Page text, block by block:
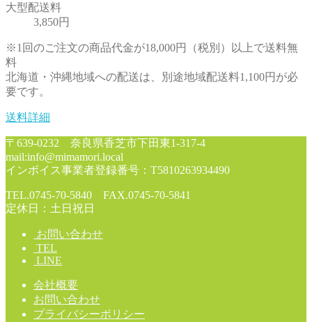
大型配送料
3,850円
※1回のご注文の商品代金が18,000円（税別）以上で送料無
料
北海道・沖縄地域への配送は、別途地域配送料1,100円が必
要です。
送料詳細
〒639-0232 奈良県香芝市下田東1-317-4
mail:info@mimamori.local
インボイス事業者登録番号：T5810263934490
TEL.0745-70-5840 FAX.0745-70-5841
定休日：土日祝日
お問い合わせ
TEL
LINE
会社概要
お問い合わせ
プライバシーポリシー